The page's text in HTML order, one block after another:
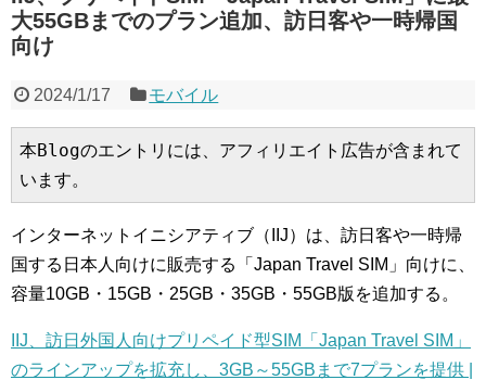
大55GBまでのプラン追加、訪日客や一時帰国
向け
2024/1/17 モバイル
本Blogのエントリには、アフィリエイト広告が含まれて
います。
インターネットイニシアティブ（IIJ）は、訪日客や一時帰
国する日本人向けに販売する「Japan Travel SIM」向けに、
容量10GB・15GB・25GB・35GB・55GB版を追加する。
IIJ、訪日外国人向けプリペイド型SIM「Japan Travel SIM」
のラインアップを拡充し、3GB～55GBまで7プランを提供 |